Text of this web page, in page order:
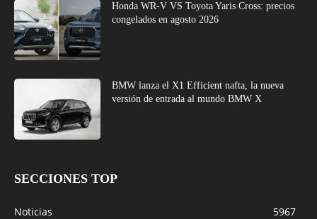
Honda WR-V VS Toyota Yaris Cross: precios
congelados en agosto 2026
BMW lanza el X1 Efficient nafta, la nueva
versión de entrada al mundo BMW X
SECCIONES TOP
Noticias
5967